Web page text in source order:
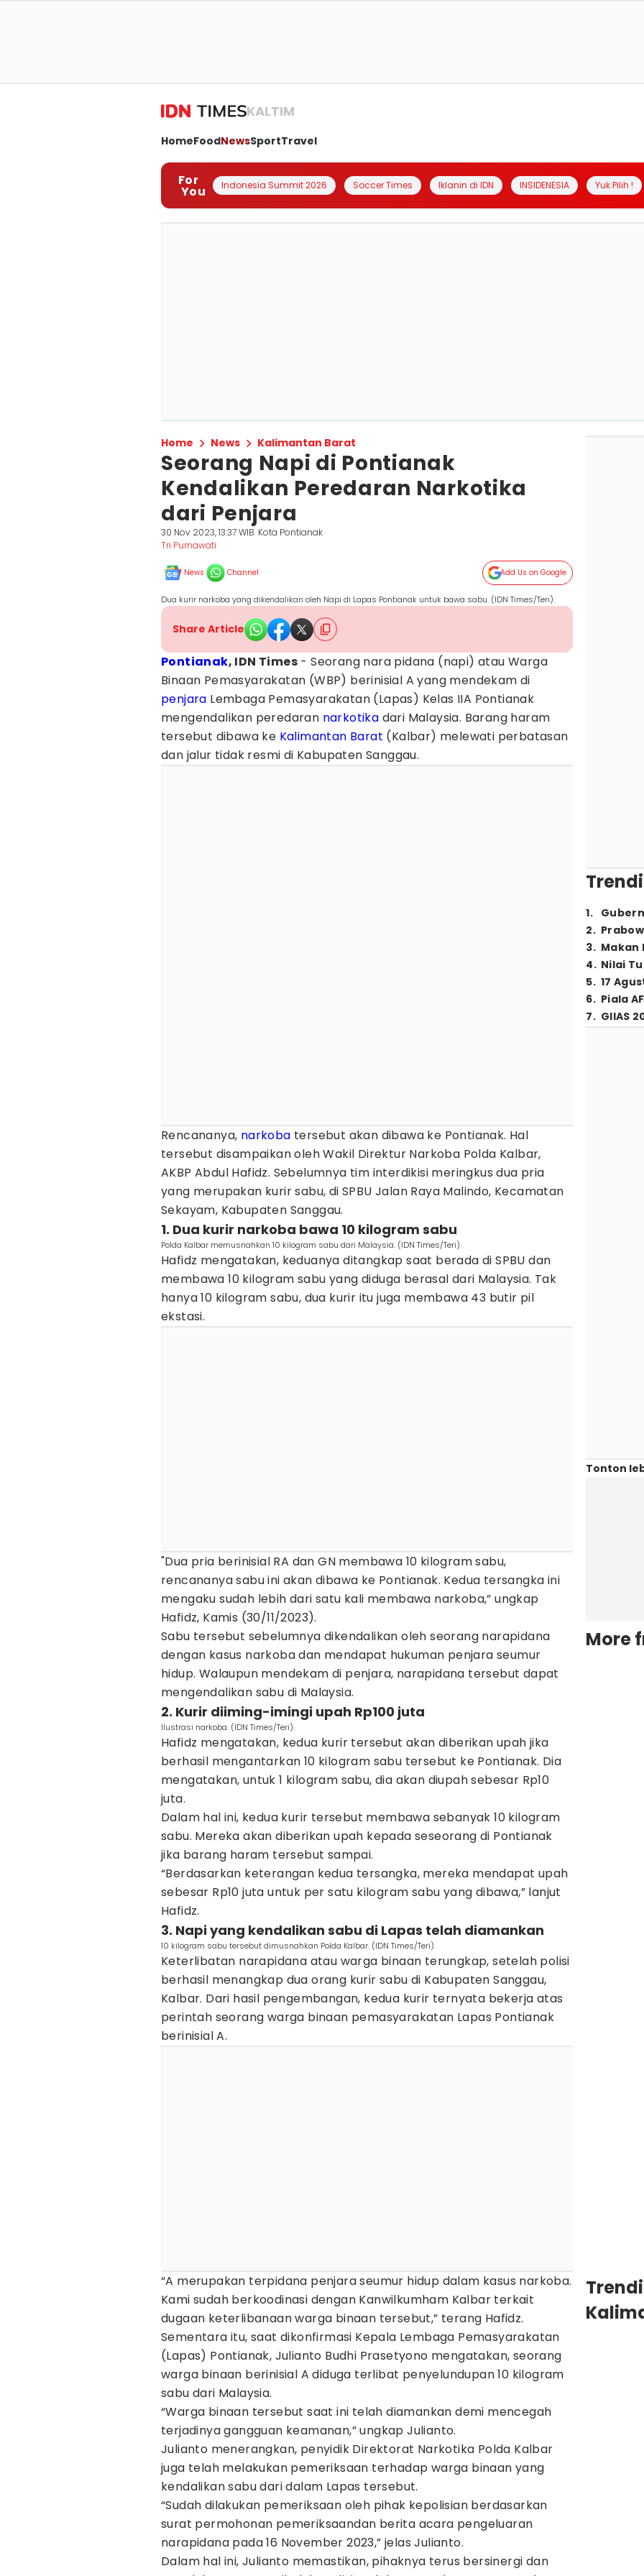
KALTIM
HomeFoodNewsSportTravel
For
You Indonesia Summit 2026 Soccer Times Iklanin di IDN INSIDENESIA Yuk Pilih !
Home News Kalimantan Barat
Seorang Napi di Pontianak
Kendalikan Peredaran Narkotika
dari Penjara
30 Nov 2023, 13:37 WIB Kota Pontianak
Tri Purnawati
News Channel Add Us on Google
Dua kurir narkoba yang dikendalikan oleh Napi di Lapas Pontianak untuk bawa sabu. (IDN Times/Teri).
Share Article
Pontianak, IDN Times - Seorang nara pidana (napi) atau Warga
Binaan Pemasyarakatan (WBP) berinisial A yang mendekam di
penjara Lembaga Pemasyarakatan (Lapas) Kelas IIA Pontianak
mengendalikan peredaran narkotika dari Malaysia. Barang haram
tersebut dibawa ke Kalimantan Barat (Kalbar) melewati perbatasan
dan jalur tidak resmi di Kabupaten Sanggau.
Rencananya, narkoba tersebut akan dibawa ke Pontianak. Hal
tersebut disampaikan oleh Wakil Direktur Narkoba Polda Kalbar,
AKBP Abdul Hafidz. Sebelumnya tim interdikisi meringkus dua pria
yang merupakan kurir sabu, di SPBU Jalan Raya Malindo, Kecamatan
Sekayam, Kabupaten Sanggau.
1. Dua kurir narkoba bawa 10 kilogram sabu
Polda Kalbar memusnahkan 10 kilogram sabu dari Malaysia. (IDN Times/Teri).
Hafidz mengatakan, keduanya ditangkap saat berada di SPBU dan
membawa 10 kilogram sabu yang diduga berasal dari Malaysia. Tak
hanya 10 kilogram sabu, dua kurir itu juga membawa 43 butir pil
ekstasi.
"Dua pria berinisial RA dan GN membawa 10 kilogram sabu,
rencananya sabu ini akan dibawa ke Pontianak. Kedua tersangka ini
mengaku sudah lebih dari satu kali membawa narkoba,” ungkap
Hafidz, Kamis (30/11/2023).
Sabu tersebut sebelumnya dikendalikan oleh seorang narapidana
dengan kasus narkoba dan mendapat hukuman penjara seumur
hidup. Walaupun mendekam di penjara, narapidana tersebut dapat
mengendalikan sabu di Malaysia.
2. Kurir diiming-imingi upah Rp100 juta
Ilustrasi narkoba. (IDN Times/Teri).
Hafidz mengatakan, kedua kurir tersebut akan diberikan upah jika
berhasil mengantarkan 10 kilogram sabu tersebut ke Pontianak. Dia
mengatakan, untuk 1 kilogram sabu, dia akan diupah sebesar Rp10
juta.
Dalam hal ini, kedua kurir tersebut membawa sebanyak 10 kilogram
sabu. Mereka akan diberikan upah kepada seseorang di Pontianak
jika barang haram tersebut sampai.
“Berdasarkan keterangan kedua tersangka, mereka mendapat upah
sebesar Rp10 juta untuk per satu kilogram sabu yang dibawa,” lanjut
Hafidz.
3. Napi yang kendalikan sabu di Lapas telah diamankan
10 kilogram sabu tersebut dimusnahkan Polda Kalbar. (IDN Times/Teri).
Keterlibatan narapidana atau warga binaan terungkap, setelah polisi
berhasil menangkap dua orang kurir sabu di Kabupaten Sanggau,
Kalbar. Dari hasil pengembangan, kedua kurir ternyata bekerja atas
perintah seorang warga binaan pemasyarakatan Lapas Pontianak
berinisial A.
“A merupakan terpidana penjara seumur hidup dalam kasus narkoba.
Kami sudah berkoodinasi dengan Kanwilkumham Kalbar terkait
dugaan keterlibanaan warga binaan tersebut,” terang Hafidz.
Sementara itu, saat dikonfirmasi Kepala Lembaga Pemasyarakatan
(Lapas) Pontianak, Julianto Budhi Prasetyono mengatakan, seorang
warga binaan berinisial A diduga terlibat penyelundupan 10 kilogram
sabu dari Malaysia.
“Warga binaan tersebut saat ini telah diamankan demi mencegah
terjadinya gangguan keamanan,” ungkap Julianto.
Julianto menerangkan, penyidik Direktorat Narkotika Polda Kalbar
juga telah melakukan pemeriksaan terhadap warga binaan yang
kendalikan sabu dari dalam Lapas tersebut.
“Sudah dilakukan pemeriksaan oleh pihak kepolisian berdasarkan
surat permohonan pemeriksaandan berita acara pengeluaran
narapidana pada 16 November 2023,” jelas Julianto.
Dalam hal ini, Julianto memastikan, pihaknya terus bersinergi dan
1.
2.
3. Makan
4. Nilai
5. 17
6. Piala
7. GIIAS
Tonton
More